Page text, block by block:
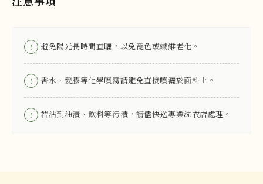
! 避免陽光長時間直曬，以免褪色或纖維老化。
! 香水、髮膠等化學噴霧請避免直接噴灑於面料上。
! 若沾到油漬、飲料等污漬，請儘快送專業洗衣店處理。